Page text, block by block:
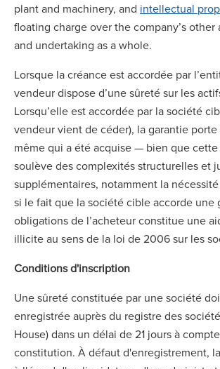
plant and machinery, and intellectual
floating charge over the company’s other
and undertaking as a whole.
Lorsque la créance est accordée par
vendeur dispose d’une sûreté sur les
Lorsqu’elle est accordée par la société
vendeur vient de céder), la garantie porte
même qui a été acquise — bien que
soulève des complexités structurelles et
supplémentaires, notamment la
si le fait que la société cible accorde une
obligations de l’acheteur constitue une
illicite au sens de la loi de 2006 sur les
Conditions d'inscription
Une sûreté constituée par une société
enregistrée auprès du registre des
House) dans un délai de 21 jours à
constitution. À défaut d'enregistrement,